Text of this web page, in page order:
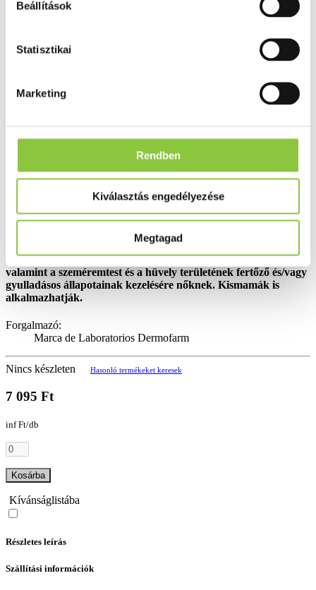
Beállítások
Statisztikai
Marketing
Rendben
Kiválasztás engedélyezése
Megtagad
Hüvelykúp gombás fertőzésre, bakteriális fertőzésre, gyulladás
kezelésére. Javallott nem specifikus bakteriális fertőzésekre,
valamint a szeméremtest és a hüvely területének fertőző és/vagy
gyulladásos állapotainak kezelésére nőknek. Kismamák is
alkalmazhatják.
Forgalmazó:
Marca de Laboratorios Dermofarm
Nincs készleten Hasonló termékeket keresek
7 095 Ft
inf Ft/db
Kosárba
Kívánságlistába
Részletes leírás
Szállítási információk